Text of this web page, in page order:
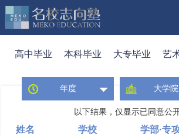
高中毕业 本科毕业 大专毕业 艺
年度 大学院
以下结果，仅显示已同意公
姓名 学校 学部·专